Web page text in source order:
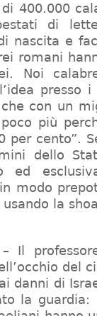
400.000
di
nascita e
romani
Noi
presso
con un
più
per cento”.
dello
modo
la
– Il
del
danni di
la guardia: